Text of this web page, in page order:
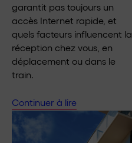
garantit pas toujours un
accès Internet rapide, et
quels facteurs influencent la
réception chez vous, en
déplacement ou dans le
train.
Continuer à lire